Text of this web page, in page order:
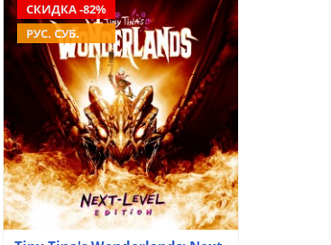
СКИДКА -82%
РУС. СУБ.